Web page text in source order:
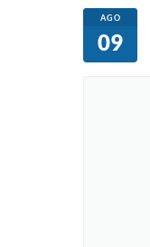
AGO
09